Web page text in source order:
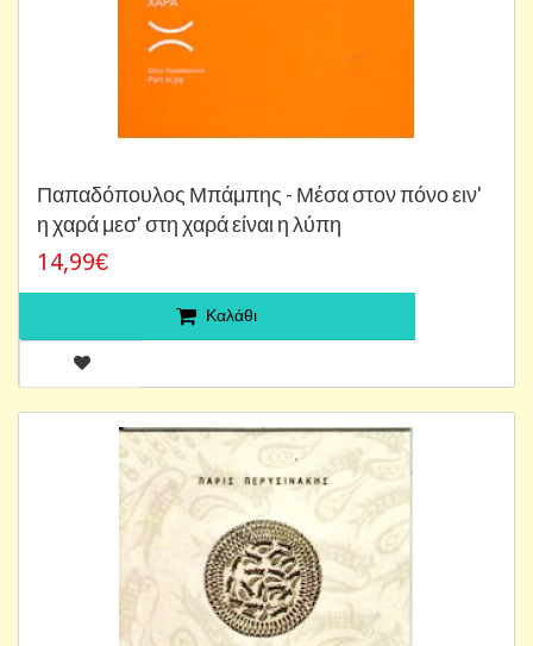
Παπαδόπουλος Μπάμπης - Μέσα στον πόνο ειν'
η χαρά μεσ' στη χαρά είναι η λύπη
14,99€
Καλάθι